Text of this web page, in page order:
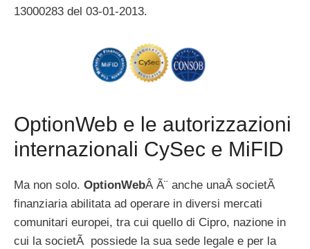
13000283 del 03-01-2013.
OptionWeb e le autorizzazioni
internazionali CySec e MiFID
Ma non solo. OptionWebÂ Ã¨ anche unaÂ societÃ
finanziaria abilitata ad operare in diversi mercati
comunitari europei, tra cui quello di Cipro, nazione in
cui la societÃ possiede la sua sede legale e per la